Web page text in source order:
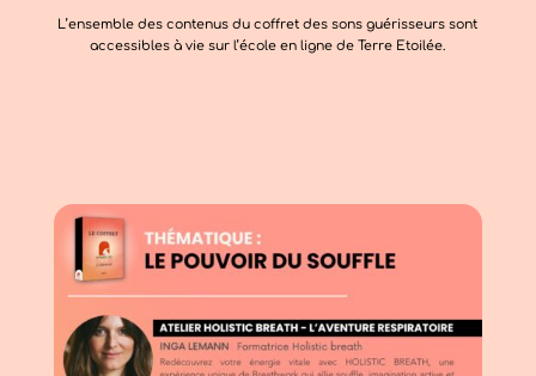
L’ensemble des contenus du coffret des sons guérisseurs sont
accessibles à vie sur l’école en ligne de Terre Etoilée.